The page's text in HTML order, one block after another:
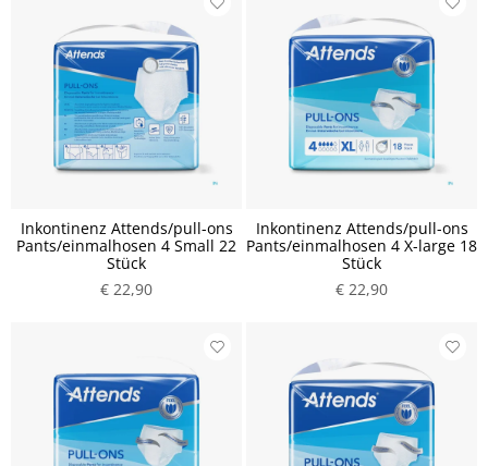
Inkontinenz Attends/pull-ons
Pants/einmalhosen 4 Small 22
Stück
€ 22,90
Inkontinenz Attends/pull-ons
Pants/einmalhosen 4 X-large 18
Stück
€ 22,90